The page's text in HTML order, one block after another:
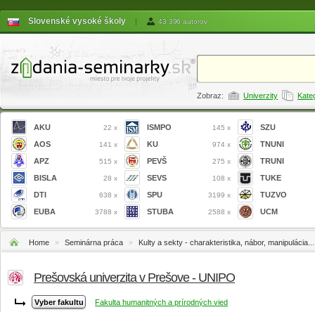
Slovenské vysoké školy | 43 396 autorov
Zobraz: Univerzity
AKU 22 x
AOS 141 x
APZ 515 x
BISLA 28 x
DTI 638 x
EUBA 3788 x
ISMPO 145 x
KU 974 x
PEVŠ 275 x
SEVS 108 x
SPU 3199 x
STUBA 2588 x
SZU
TNUNI
TRUNI
TUKE
TUZVO
UCM
Home » Seminárna práca » Kulty a sekty - charakteristika, nábor, manipulácia...
Prešovská univerzita v Prešove - UNIPO
Fakulta humanitných a prírodných vied